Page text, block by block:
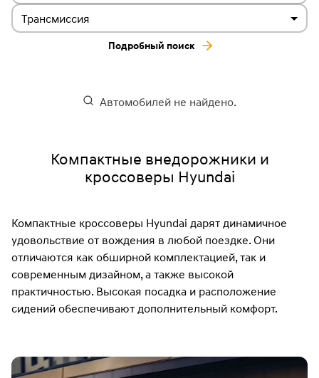
Трансмиссия
Подробный поиск
Автомобилей не найдено.
Компактные внедорожники и
кроссоверы Hyundai
Компактные кроссоверы Hyundai дарят динамичное
удовольствие от вождения в любой поездке. Они
отличаются как обширной комплектацией, так и
современным дизайном, а также высокой
практичностью. Высокая посадка и расположение
сидений обеспечивают дополнительный комфорт.